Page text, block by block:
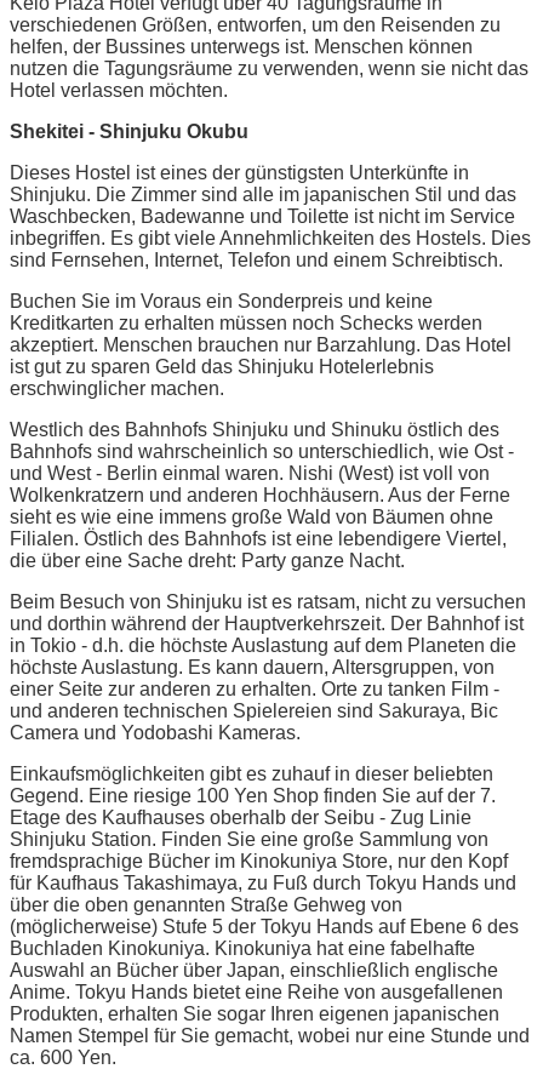
verschiedenen Größen, entworfen, um den Reisenden zu
helfen, der Bussines unterwegs ist. Menschen können
nutzen die Tagungsräume zu verwenden, wenn sie nicht das
Hotel verlassen möchten.
Shekitei - Shinjuku Okubu
Dieses Hostel ist eines der günstigsten Unterkünfte in
Shinjuku. Die Zimmer sind alle im japanischen Stil und das
Waschbecken, Badewanne und Toilette ist nicht im Service
inbegriffen. Es gibt viele Annehmlichkeiten des Hostels. Dies
sind Fernsehen, Internet, Telefon und einem Schreibtisch.
Buchen Sie im Voraus ein Sonderpreis und keine
Kreditkarten zu erhalten müssen noch Schecks werden
akzeptiert. Menschen brauchen nur Barzahlung. Das Hotel
ist gut zu sparen Geld das Shinjuku Hotelerlebnis
erschwinglicher machen.
Westlich des Bahnhofs Shinjuku und Shinuku östlich des
Bahnhofs sind wahrscheinlich so unterschiedlich, wie Ost -
und West - Berlin einmal waren. Nishi (West) ist voll von
Wolkenkratzern und anderen Hochhäusern. Aus der Ferne
sieht es wie eine immens große Wald von Bäumen ohne
Filialen. Östlich des Bahnhofs ist eine lebendigere Viertel,
die über eine Sache dreht: Party ganze Nacht.
Beim Besuch von Shinjuku ist es ratsam, nicht zu versuchen
und dorthin während der Hauptverkehrszeit. Der Bahnhof ist
in Tokio - d.h. die höchste Auslastung auf dem Planeten die
höchste Auslastung. Es kann dauern, Altersgruppen, von
einer Seite zur anderen zu erhalten. Orte zu tanken Film -
und anderen technischen Spielereien sind Sakuraya, Bic
Camera und Yodobashi Kameras.
Einkaufsmöglichkeiten gibt es zuhauf in dieser beliebten
Gegend. Eine riesige 100 Yen Shop finden Sie auf der 7.
Etage des Kaufhauses oberhalb der Seibu - Zug Linie
Shinjuku Station. Finden Sie eine große Sammlung von
fremdsprachige Bücher im Kinokuniya Store, nur den Kopf
für Kaufhaus Takashimaya, zu Fuß durch Tokyu Hands und
über die oben genannten Straße Gehweg von
(möglicherweise) Stufe 5 der Tokyu Hands auf Ebene 6 des
Buchladen Kinokuniya. Kinokuniya hat eine fabelhafte
Auswahl an Bücher über Japan, einschließlich englische
Anime. Tokyu Hands bietet eine Reihe von ausgefallenen
Produkten, erhalten Sie sogar Ihren eigenen japanischen
Namen Stempel für Sie gemacht, wobei nur eine Stunde und
ca. 600 Yen.